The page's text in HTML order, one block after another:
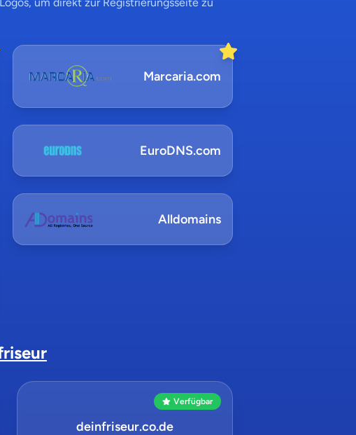
Marcaria.com
EuroDNS.com
Alldomains
Verfügbar
deinfriseur.co.de